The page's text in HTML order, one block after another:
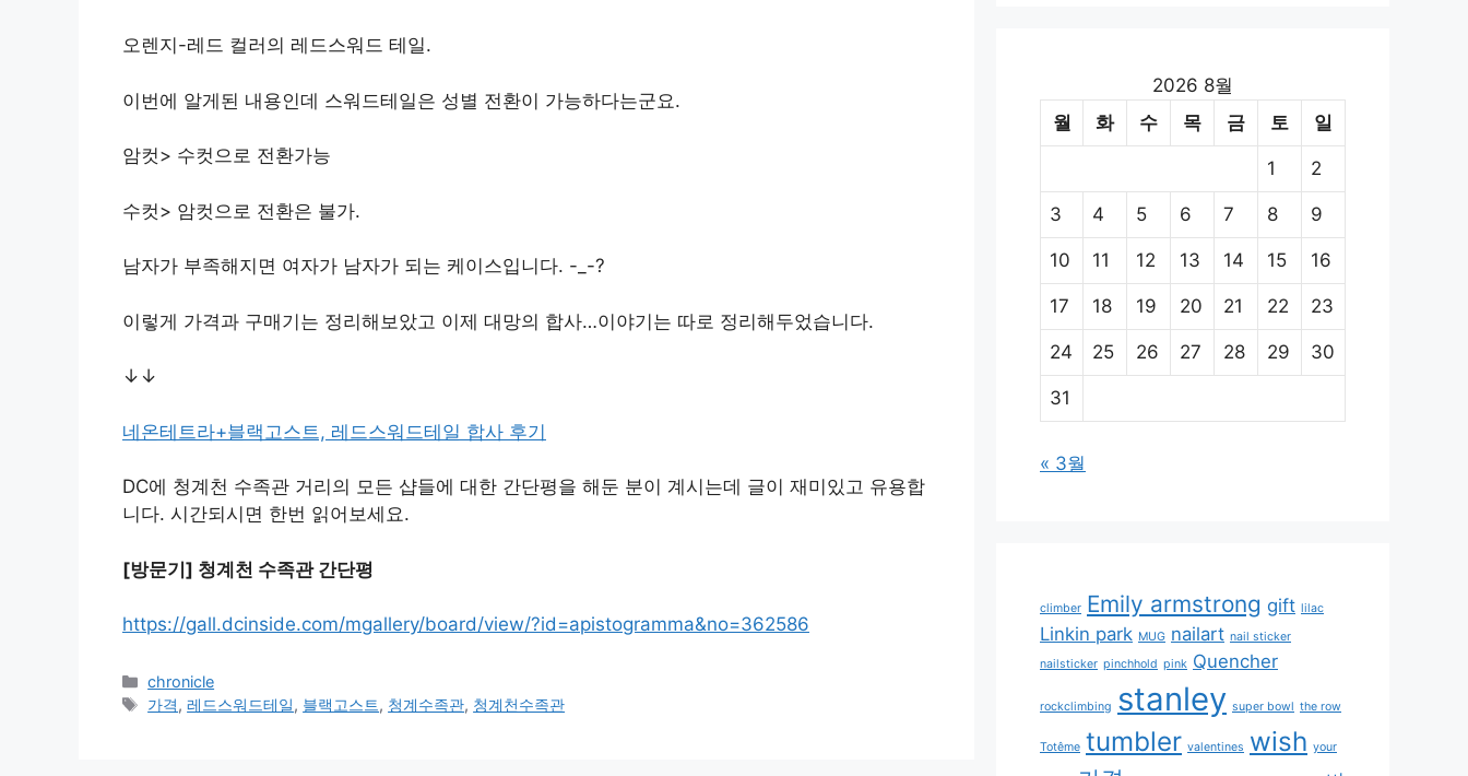
오렌지-레드 컬러의 레드스워드 테일.
이번에 알게된 내용인데 스워드테일은 성별 전환이 가능하다는군요.
암컷> 수컷으로 전환가능
수컷> 암컷으로 전환은 불가.
남자가 부족해지면 여자가 남자가 되는 케이스입니다. -_-?
이렇게 가격과 구매기는 정리해보았고 이제 대망의 합사…이야기는 따로 정리해두었습니다.
↓↓
네온테트라+블랙고스트, 레드스워드테일 합사 후기
DC에 청계천 수족관 거리의 모든 샵들에 대한 간단평을 해둔 분이 계시는데 글이 재미있고 유용합
니다. 시간되시면 한번 읽어보세요.
[방문기] 청계천 수족관 간단평
https://gall.dcinside.com/mgallery/board/view/?id=apistogramma&no=362586
Categories
chronicle
Tags
가격,레드스워드테일, 블랙고스트, 청계수족관, 청계천수족관
2026 8월
월
화 수 목 금 토 일
1 2
3 4 5 6 7 8 9
10 11 12 13 14 15 16
17 18 19 20 21 22 23
24 25 26 27 28 29 30
31
« 3월
climber Emily armstrong gift lilac
Linkin park MUG nailart nail sticker
nailsticker pinchhold pink Quencher
rockclimbing stanley super bowl the row
Totême tumbler valentines wish your